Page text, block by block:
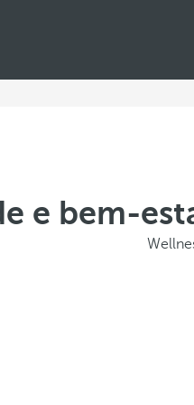
e bem-